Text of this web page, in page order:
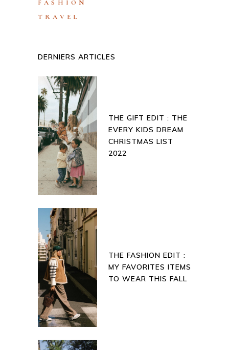
FASHION
TRAVEL
DERNIERS ARTICLES
THE GIFT EDIT : THE
EVERY KIDS DREAM
CHRISTMAS LIST
2022
THE FASHION EDIT :
MY FAVORITES ITEMS
TO WEAR THIS FALL